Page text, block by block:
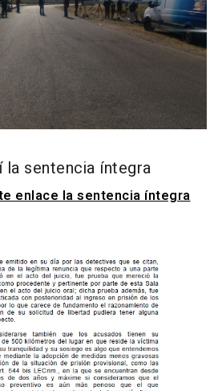
la sentencia íntegra
enlace la sentencia íntegra